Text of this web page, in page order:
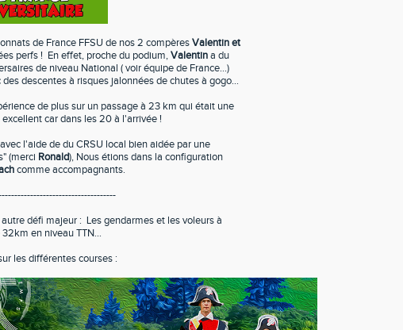
de France FFSU de nos 2 compèresValentin et
perfs ! En effet, proche du podium,Valentina du
de niveau National ( voir équipe de France...)
descentes à risques jalonnées de chutes à gogo...
de plus sur un passage à 23 km qui était une
car dans les 20 à l'arrivée !
l'aide de du CRSU local bien aidée par une
(merci Ronald), Nous étions dans la configuration
comme accompagnants.
autre défi majeur : Les gendarmes et les voleurs à
en niveau TTN...
les différentes courses :